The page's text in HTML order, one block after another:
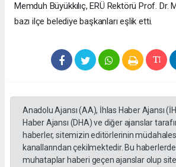
Memduh Büyükkılıç, ERÜ Rektörü Prof. Dr.
bazı ilçe belediye başkanları eşlik etti.
Anadolu Ajansı (AA), İhlas Haber Ajansı
Haber Ajansı (DHA) ve diğer ajanslar
haberler, sitemizin editörlerinin
kanallarından çekilmektedir. Bu
muhataplar haberi geçen ajanslar olup